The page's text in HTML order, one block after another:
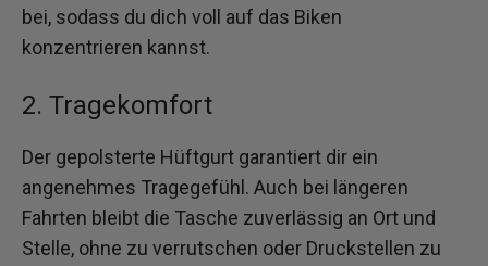
bei, sodass du dich voll auf das Biken
konzentrieren kannst.
2. Tragekomfort
Der gepolsterte Hüftgurt garantiert dir ein
angenehmes Tragegefühl. Auch bei längeren
Fahrten bleibt die Tasche zuverlässig an Ort und
Stelle, ohne zu verrutschen oder Druckstellen zu